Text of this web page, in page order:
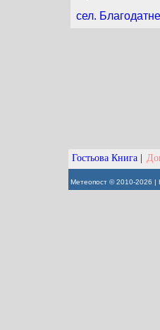
сел. Благодатне
Гостьова Книга
Метеопост © 2010-2026 |